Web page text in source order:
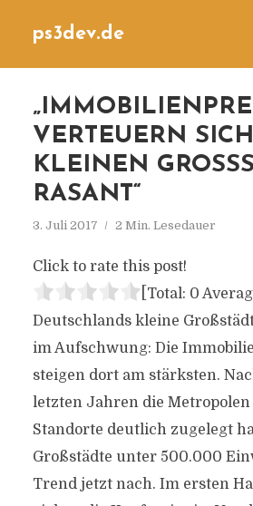
ps3dev.de
VERTEUERN
KLEINEN
ASANT“
3. Juli 2017 2 Min. Lesedauer
Click to rate this post!
[Total: 0
Deutschlands kleine
im Aufschwung: Die
steigen dort am stärksten.
letzten Jahren die Metropolen
Standorte deutlich zugelegt
Großstädte unter 500.000
Trend jetzt nach. Im ersten